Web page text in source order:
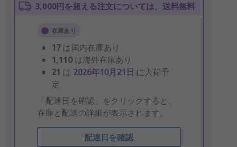
3,000円を超える注文については、送料無料
在庫あり
17 は国内在庫あり
1,110 は海外在庫あり
21 は 2026年10月21日 に入荷予
定
「配達日を確認」をクリックすると、
在庫と配送の詳細が表示されます。
配達日を確認